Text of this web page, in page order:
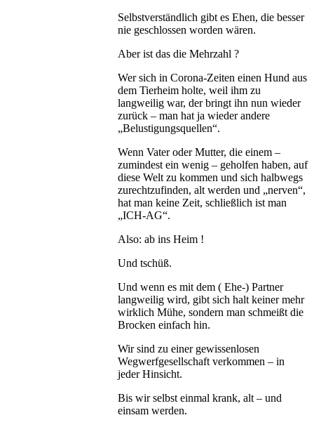
Selbstverständlich gibt es Ehen, die besser
nie geschlossen worden wären.
Aber ist das die Mehrzahl ?
Wer sich in Corona-Zeiten einen Hund aus
dem Tierheim holte, weil ihm zu
langweilig war, der bringt ihn nun wieder
zurück – man hat ja wieder andere
„Belustigungsquellen“.
Wenn Vater oder Mutter, die einem –
zumindest ein wenig – geholfen haben, auf
diese Welt zu kommen und sich halbwegs
zurechtzufinden, alt werden und „nerven“,
hat man keine Zeit, schließlich ist man
„ICH-AG“.
Also: ab ins Heim !
Und tschüß.
Und wenn es mit dem ( Ehe-) Partner
langweilig wird, gibt sich halt keiner mehr
wirklich Mühe, sondern man schmeißt die
Brocken einfach hin.
Wir sind zu einer gewissenlosen
Wegwerfgesellschaft verkommen – in
jeder Hinsicht.
Bis wir selbst einmal krank, alt – und
einsam werden.